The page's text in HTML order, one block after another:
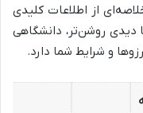
از اطلاعات کلیدی
دیدی روشن‌تر، دانشگاهی
و شرایط شما دارد.